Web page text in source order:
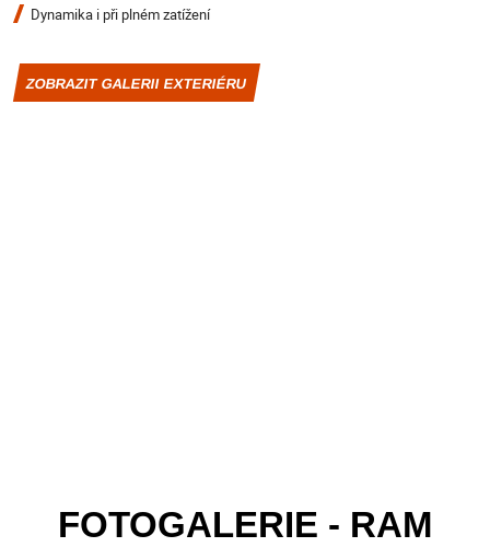
Dynamika i při plném zatížení
ZOBRAZIT GALERII EXTERIÉRU
FOTOGALERIE - RAM